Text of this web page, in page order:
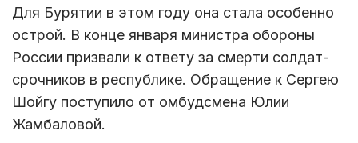
Для Бурятии в этом году она стала особенно
острой. В конце января министра обороны
России призвали к ответу за смерти солдат-
срочников в республике. Обращение к Сергею
Шойгу поступило от омбудсмена Юлии
Жамбаловой.